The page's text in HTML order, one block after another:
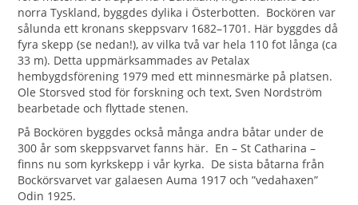
norra Tyskland, byggdes dylika i Österbotten. Bockören var
sålunda ett kronans skeppsvarv 1682–1701. Här byggdes då
fyra skepp (se nedan!), av vilka två var hela 110 fot långa (ca
33 m). Detta uppmärksammades av Petalax
hembygdsförening 1979 med ett minnesmärke på platsen.
Ole Storsved stod för forskning och text, Sven Nordström
bearbetade och flyttade stenen.
På Bockören byggdes också många andra båtar under de
300 år som skeppsvarvet fanns här. En – St Catharina –
finns nu som kyrkskepp i vår kyrka. De sista båtarna från
Bockörsvarvet var galaesen Auma 1917 och ”vedahaxen”
Odin 1925.